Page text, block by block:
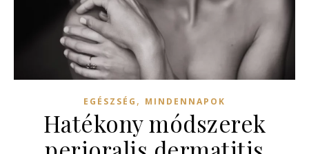
EGÉSZSÉG , MINDENNAPOK
Hatékony módszerek